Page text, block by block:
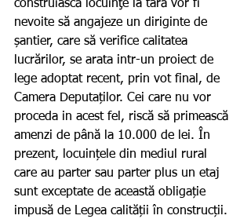
construiască locuinţe la tară vor fi
nevoite să angajeze un diriginte de
șantier, care să verifice calitatea
lucrărilor, se arata intr-un proiect de
lege adoptat recent, prin vot final, de
Camera Deputaților. Cei care nu vor
proceda in acest fel, riscă să primească
amenzi de până la 10.000 de lei. În
prezent, locuințele din mediul rural
care au parter sau parter plus un etaj
sunt exceptate de această obligație
impusă de Legea calității în construcții.